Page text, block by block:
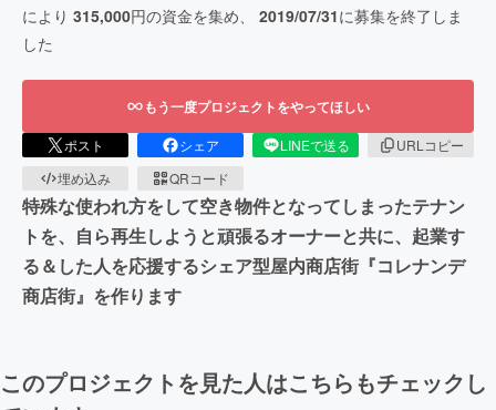
により 315,000円の資金を集め、 2019/07/31に募集を終了しま
した
もう一度プロジェクトをやってほしい
ポスト シェア LINEで送る
URLコピー
埋め込み
QRコード
特殊な使われ方をして空き物件となってしまったテナン
トを、自ら再生しようと頑張るオーナーと共に、起業す
る＆した人を応援するシェア型屋内商店街『コレナンデ
商店街』を作ります
このプロジェクトを見た人はこちらもチェックし